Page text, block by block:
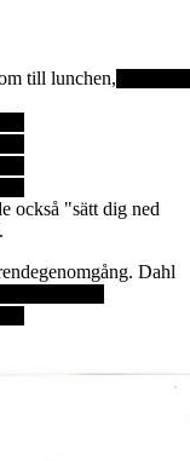
till lunchen,
också "sätt dig ned
Dahl